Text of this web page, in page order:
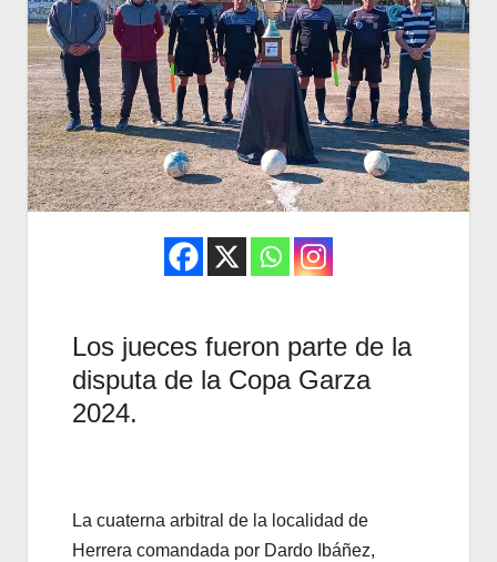
Los jueces fueron parte de la
disputa de la Copa Garza
2024.
La cuaterna arbitral de la localidad de
Herrera comandada por Dardo Ibáñez,